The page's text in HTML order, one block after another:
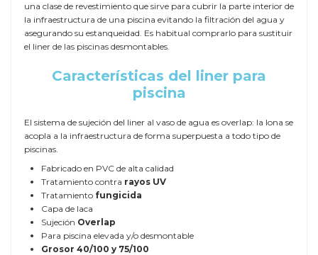
una clase de revestimiento que sirve para cubrir la parte interior de
la infraestructura de una piscina evitando la filtración del agua y
asegurando su estanqueidad. Es habitual comprarlo para sustituir
el liner de las piscinas desmontables.
Características del liner para
piscina
El sistema de sujeción del liner al vaso de agua es overlap: la lona se
acopla a la infraestructura de forma superpuesta a todo tipo de
piscinas.
Fabricado en PVC de alta calidad
Tratamiento contra rayos UV
Tratamiento fungicida
Capa de laca
Sujeción Overlap
Para piscina elevada y/o desmontable
Grosor 40/100 y 75/100